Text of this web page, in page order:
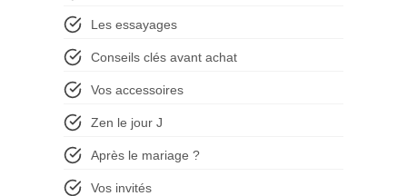
Les essayages
Conseils clés avant achat
Vos accessoires
Zen le jour J
Après le mariage ?
Vos invités